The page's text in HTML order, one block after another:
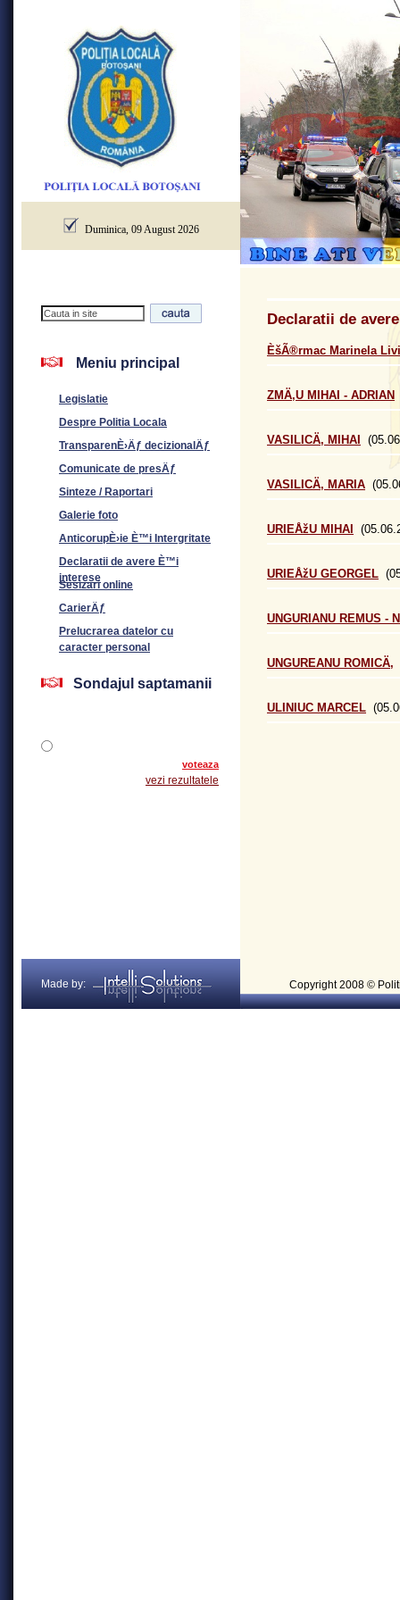
Duminica, 09 August 2026
Declaratii de
ÈšÃ®rmac Marinela
ZMÄ‚U MIHAI - ADRIAN
VASILICÄ‚ MIHAI
VASILICÄ‚ MARIA
URIEÅžU MIHAI
URIEÅžU GEORGEL
UNGURIANU REMUS -
UNGUREANU ROMICÄ‚
ULINIUC MARCEL
Meniu principal
Legislatie
Despre Politia Locala
TransparenÈ›Äƒ decizionalÄƒ
Comunicate de presÄƒ
Sinteze / Raportari
Galerie foto
AnticorupÈ›ie È™i Intergritate
Declaratii de avere È™i
interese
Sesizari online
CarierÄƒ
Prelucrarea datelor cu
caracter personal
Sondajul saptamanii
voteaza
vezi rezultatele
Copyright 2008 ©
Made by: